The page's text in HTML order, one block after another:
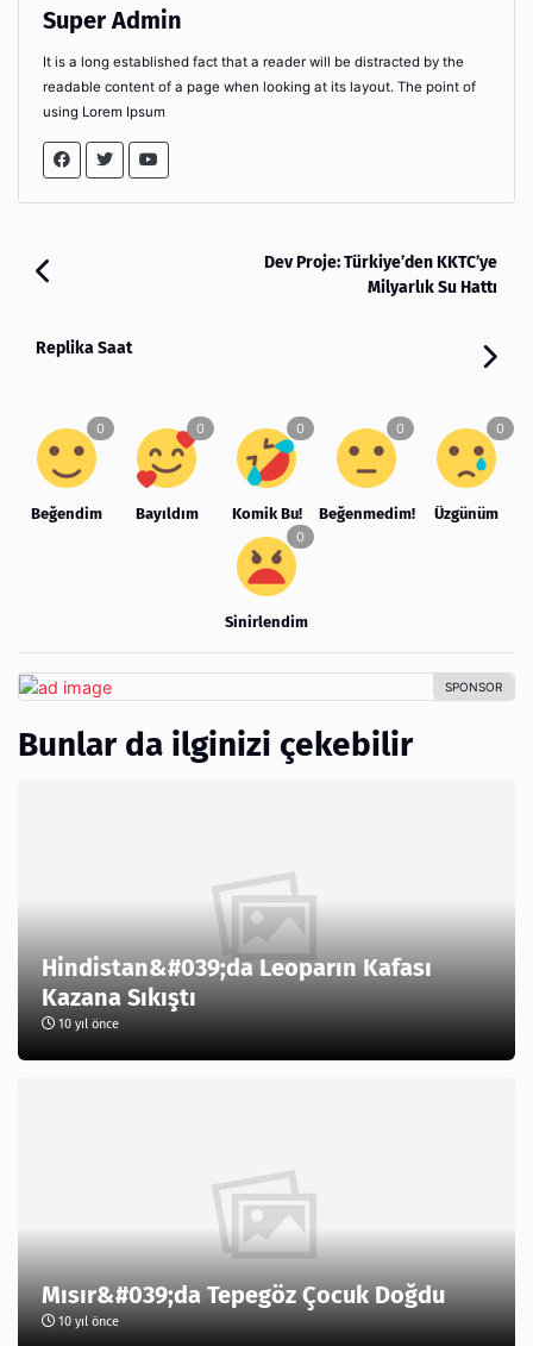
Super Admin
It is a long established fact that a reader will be distracted by the
readable content of a page when looking at its layout. The point of
using Lorem Ipsum
Dev Proje: Türkiye’den KKTC’ye
Milyarlık Su Hattı
Replika Saat
Beğendim Bayıldım Komik Bu! Beğenmedim! Üzgünüm
Sinirlendim
Bunlar da ilginizi çekebilir
Hindistan&#039;da Leoparın Kafası
Kazana Sıkıştı
10 yıl önce
Mısır&#039;da Tepegöz Çocuk Doğdu
10 yıl önce